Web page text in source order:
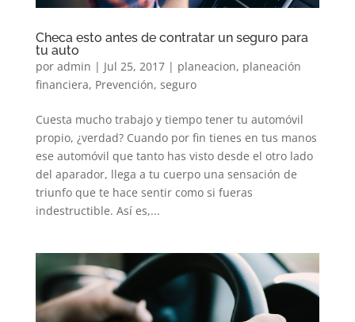
Checa esto antes de contratar un seguro para
tu auto
por admin | Jul 25, 2017| planeacion, planeación
financiera, Prevención, seguro
Cuesta mucho trabajo y tiempo tener tu automóvil
propio, ¿verdad? Cuando por fin tienes en tus manos
ese automóvil que tanto has visto desde el otro lado
del aparador, llega a tu cuerpo una sensación de
triunfo que te hace sentir como si fueras
indestructible. Así es,...